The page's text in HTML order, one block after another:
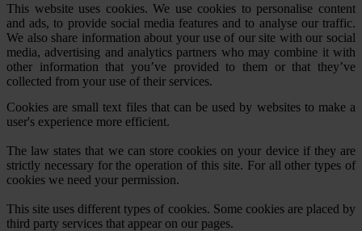
This website uses cookies. We use cookies to personalise content
and ads, to provide social media features and to analyse our traffic.
We also share information about your use of our site with our social
media, advertising and analytics partners who may combine it with
other information that you’ve provided to them or that they’ve
collected from your use of their services.
Cookies are small text files that can be used by websites to make a
user's experience more efficient.
The law states that we can store cookies on your device if they are
strictly necessary for the operation of this site. For all other types of
cookies we need your permission.
This site uses different types of cookies. Some cookies are placed by
third party services that appear on our pages.